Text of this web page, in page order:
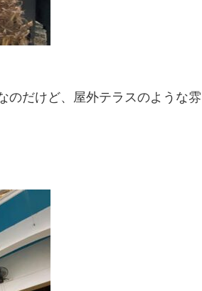
のだけど、屋外テラスのような雰